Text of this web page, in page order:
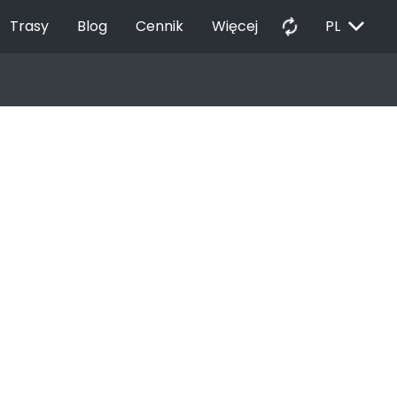
Trasy Blog Cennik Więcej autorenew PL EXPAND_MORE